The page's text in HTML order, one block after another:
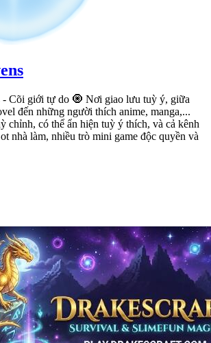
- Cõi giới tự do 🧿 Nơi giao lưu tuỳ ý, giữa
đến những người thích anime, manga,...
chỉnh, có thể ẩn hiện tuỳ ý thích, và cả kênh
nhà làm, nhiều trò mini game độc quyền và